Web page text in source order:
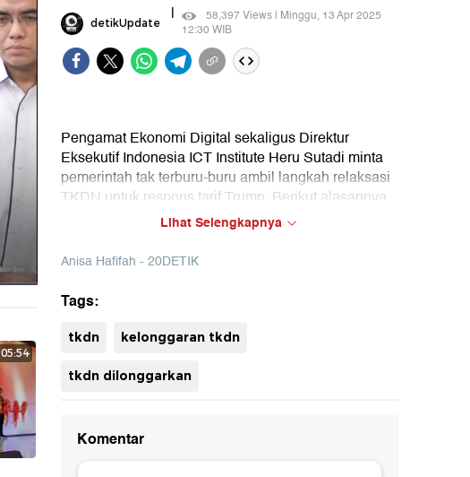
Layarpenuh
05:54
detikUpdate |
58,397 Views | Minggu, 13 Apr 2025
12:30 WIB
Pengamat Ekonomi Digital sekaligus Direktur
Eksekutif Indonesia ICT Institute Heru Sutadi minta
pemerintah tak terburu-buru ambil langkah relaksasi
TKDN untuk respons tarif Trump. Berikut alasannya
Lihat Selengkapnya
Anisa Hafifah - 20DETIK
Tags:
tkdn kelonggaran tkdn
tkdn dilonggarkan